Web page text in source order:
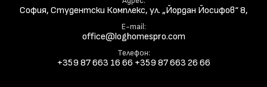
София, Студентски Комплекс, ул. „Йордан Йосифов“ 8,
E-mail
office@loghomespro.com
Телефон
+359 87 663 16 66 +359 87 663 26 66